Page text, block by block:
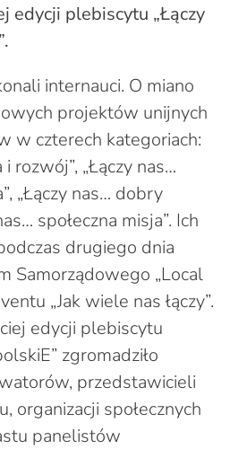
edycji plebiscytu „Łączy
internauci. O miano
projektów unijnych
w czterech kategoriach:
rozwój”, „Łączy nas…
„Łączy nas… dobry
społeczna misja”. Ich
drugiego dnia
Samorządowego „Local
„Jak wiele nas łączy”.
edycji plebiscytu
zgromadziło
przedstawicieli
organizacji społecznych
panelistów